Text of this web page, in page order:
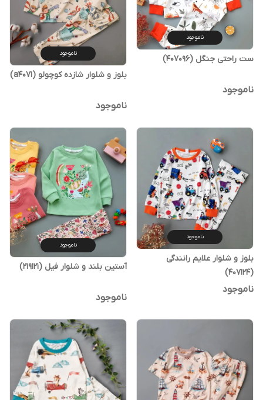
ناموجود
ست راحتی جنگل (407096)
ناموجود
ناموجود
بلوز و شلوار شازده کوچولو (a4071)
ناموجود
ناموجود
بلوز و شلوار علایم رانندگی
(407124)
ناموجود
ناموجود
آستین بلند و شلوار فیل (219121)
ناموجود